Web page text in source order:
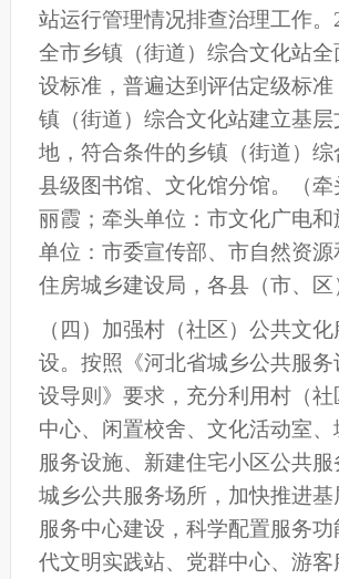
站运行管理情况排查治理工作。
全市乡镇（街道）综合文化站
设标准，普遍达到评估定级标准
镇（街道）综合文化站建立基层
地，符合条件的乡镇（街道）
县级图书馆、文化馆分馆。
（
丽霞；牵头单位：市文化广电
单位： 市委宣传部、 市自然资源
住房城乡建设局 ，各县（市、 区
（ 四 ）加强村（社区）公共文
设。 按照《河北省城乡公共服
设导则》要求，充分利用村（
中心、闲置校舍、文化活动室
服务设施、新建住宅小区公共
城乡公共服务场所，加快推进
服务中心建设，科学配置服务
代文明实践站、党群中心、游